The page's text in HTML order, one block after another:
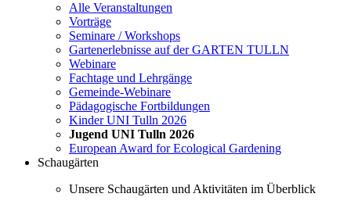
Alle Veranstaltungen
Vorträge
Seminare / Workshops
Gartenerlebnisse auf der GARTEN TULLN
Webinare
Fachtage und Lehrgänge
Gemeinde-Webinare
Pädagogische Fortbildungen
Kinder UNI Tulln 2026
Jugend UNI Tulln 2026
European Award for Ecological Gardening
Schaugärten
Unsere Schaugärten und Aktivitäten im Überblick